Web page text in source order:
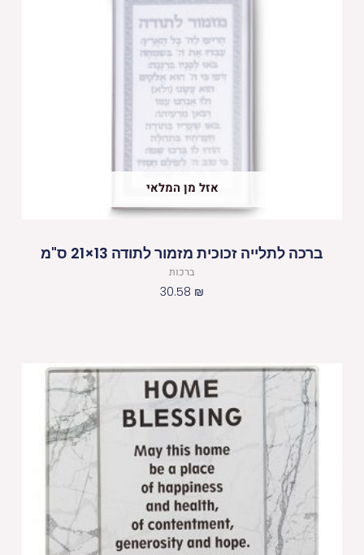
אזל מן המלאי
ברכה לתלייה זכוכית מזמור לתודה 13×21 ס"מ
ברכות
30.58 ₪